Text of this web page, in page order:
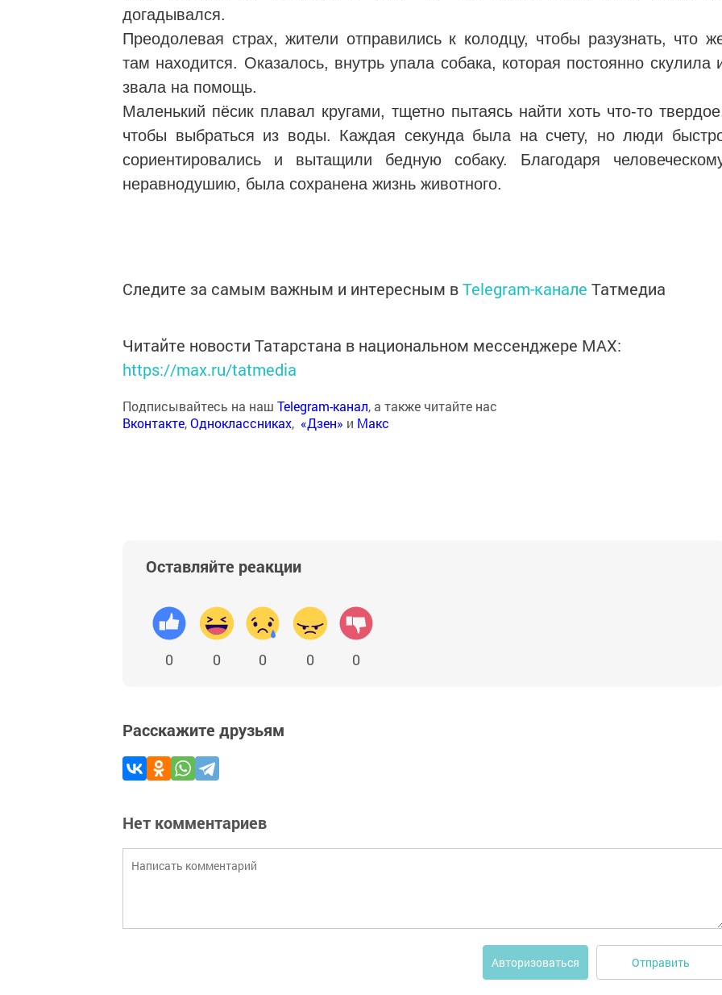
догадывался.
Преодолевая страх, жители отправились к колодцу, чтобы разузнать, что
там находится. Оказалось, внутрь упала собака, которая постоянно скулила
звала на помощь.
Маленький пёсик плавал кругами, тщетно пытаясь найти хоть что-то
чтобы выбраться из воды. Каждая секунда была на счету, но люди
сориентировались и вытащили бедную собаку. Благодаря
неравнодушию, была сохранена жизнь животного.
Следите за самым важным и интересным вTelegram-канале Татмедиа
Читайте новости Татарстана в национальном мессенджере MАХ:
https://max.ru/tatmedia
Подписывайтесь на наш Telegram-канал, а также читайте нас
Вконтакте,Одноклассниках, «Дзен» и Макс
Оставляйте реакции
0 0 0 0 0
Расскажите друзьям
Нет комментариев
Авторизоваться Отправить